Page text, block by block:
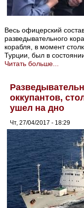
Весь офицерский
разведывательного
корабля, в момент
Турции, был в
Читать больше...
оккупантов,
ушел на дно
Чт, 27/04/2017 - 18:29